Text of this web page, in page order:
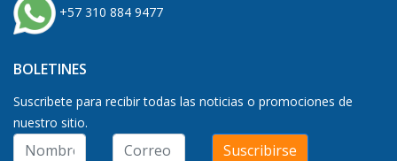
+57 310 884 9477
BOLETINES
Suscribete para recibir todas las noticias o promociones de
nuestro sitio.
Suscribirse